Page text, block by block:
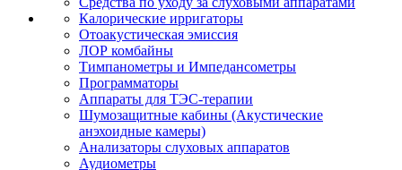
Калорические ирригаторы
Отоакустическая эмиссия
ЛОР комбайны
Тимпанометры и Импедансометры
Программаторы
Аппараты для ТЭС-терапии
Шумозащитные кабины (Акустические
анэхоидные камеры)
Анализаторы слуховых аппаратов
Аудиометры